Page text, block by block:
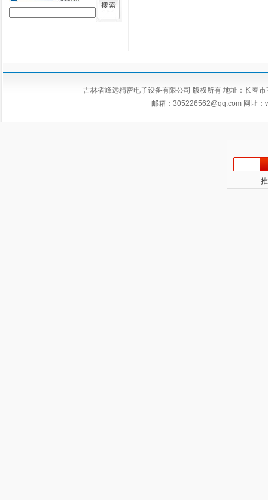
吉林省峰远精密电子设备有限公司 版权所有 地址：长
邮箱： 305226562@qq.com网址：